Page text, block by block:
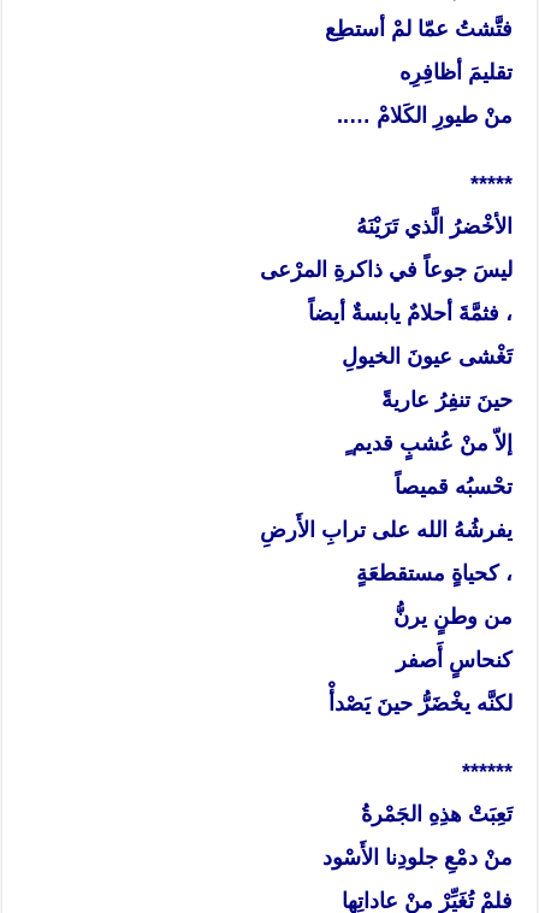
فتَّشتُ عمّا لمْ أستطِع
تقليمَ أظافِرِه
منْ طيورِ الكَلامْ …..
*****
الأخْضرُ الَّذي تَرَيْنَهُ
ليسَ جوعاً في ذاكرةِ المرْعى
، فثمَّةَ أحلامٌ يابسةٌ أيضاً
تَغْشى عيونَ الخيولِ
حينَ تنفِرُ عاريةً
إلاّ منْ عُشبٍ قديم ٍ
تحْسبُه قميصاً
يفرشُهُ الله على ترابِ الأَرضِ
، كحياةٍ مستقطعَةٍ
من وطنٍ يرنُّ
كنحاسٍ أَصفر
لكنَّه يخْضَرُّ حينَ يَصْدأْ
******
تَعِبَتْ هذِهِ الجَمْرةُ
منْ دمْعِ جلودِنا الأَسْود
فلمْ تُغَيِّرْ منْ عاداتِها